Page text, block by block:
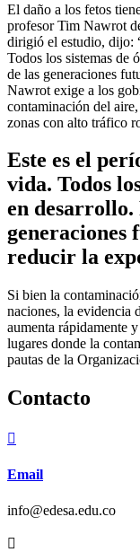
El daño a los fetos
profesor Tim Nawrot
dirigió el estudio, dijo:
Todos los sistemas de
de las generaciones
Nawrot exige a los
contaminación del
zonas con alto tráfico
Este es el
vida. Todos
en desarrollo.
generaciones
reducir la
Si bien la
naciones, la evidencia
aumenta rápidamente
lugares donde la
pautas de la
Contacto

Email
info@edesa.edu.co
